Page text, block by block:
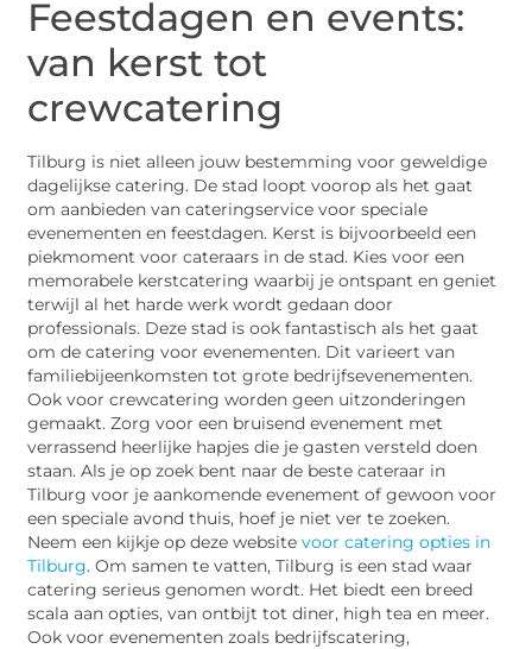
Feestdagen en events:
van kerst tot
crewcatering
Tilburg is niet alleen jouw bestemming voor geweldige
dagelijkse catering. De stad loopt voorop als het gaat
om aanbieden van cateringservice voor speciale
evenementen en feestdagen. Kerst is bijvoorbeeld een
piekmoment voor cateraars in de stad. Kies voor een
memorabele kerstcatering waarbij je ontspant en geniet
terwijl al het harde werk wordt gedaan door
professionals. Deze stad is ook fantastisch als het gaat
om de catering voor evenementen. Dit varieert van
familiebijeenkomsten tot grote bedrijfsevenementen.
Ook voor crewcatering worden geen uitzonderingen
gemaakt. Zorg voor een bruisend evenement met
verrassend heerlijke hapjes die je gasten versteld doen
staan. Als je op zoek bent naar de beste cateraar in
Tilburg voor je aankomende evenement of gewoon voor
een speciale avond thuis, hoef je niet ver te zoeken.
Neem een kijkje op deze websitevoor catering opties in
Tilburg. Om samen te vatten, Tilburg is een stad waar
catering serieus genomen wordt. Het biedt een breed
scala aan opties, van ontbijt tot diner, high tea en meer.
Ook voor evenementen zoals bedrijfscatering,